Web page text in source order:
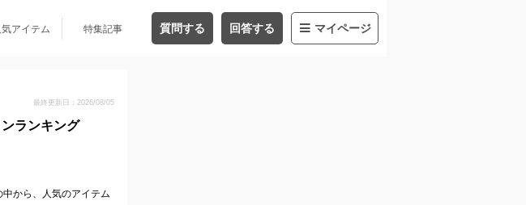
気アイテム 特集記事 質問する 回答する マイページ
最終更新日：2026/08/05
ランキング
から、人気のアイテム